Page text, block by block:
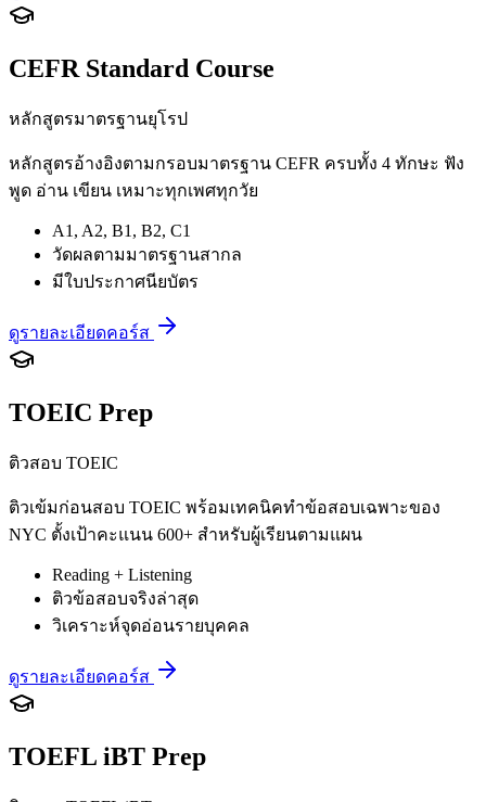
CEFR Standard Course
หลักสูตรมาตรฐานยุโรป
หลักสูตรอ้างอิงตามกรอบมาตรฐาน CEFR ครบทั้ง 4 ทักษะ ฟัง
พูด อ่าน เขียน เหมาะทุกเพศทุกวัย
A1, A2, B1, B2, C1
วัดผลตามมาตรฐานสากล
มีใบประกาศนียบัตร
ดูรายละเอียดคอร์ส
TOEIC Prep
ติวสอบ TOEIC
ติวเข้มก่อนสอบ TOEIC พร้อมเทคนิคทำข้อสอบเฉพาะของ
NYC ตั้งเป้าคะแนน 600+ สำหรับผู้เรียนตามแผน
Reading + Listening
ติวข้อสอบจริงล่าสุด
วิเคราะห์จุดอ่อนรายบุคคล
ดูรายละเอียดคอร์ส
TOEFL iBT Prep